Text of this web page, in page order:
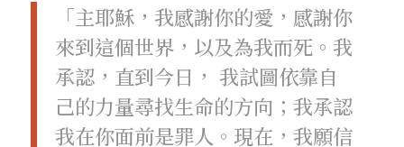
「主耶穌，我感謝你的愛，感謝你
來到這個世界，以及為我而死。我
承認，直到今日， 我試圖依靠自
己的力量尋找生命的方向；我承認
我在你面前是罪人。現在，我願信